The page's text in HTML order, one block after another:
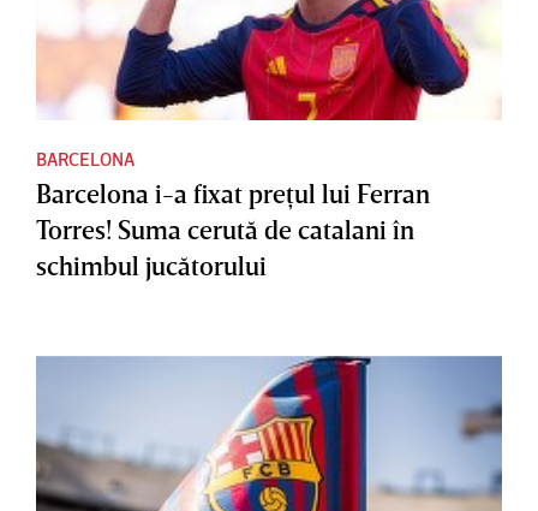
BARCELONA
Barcelona i-a fixat preţul lui Ferran
Torres! Suma cerută de catalani în
schimbul jucătorului